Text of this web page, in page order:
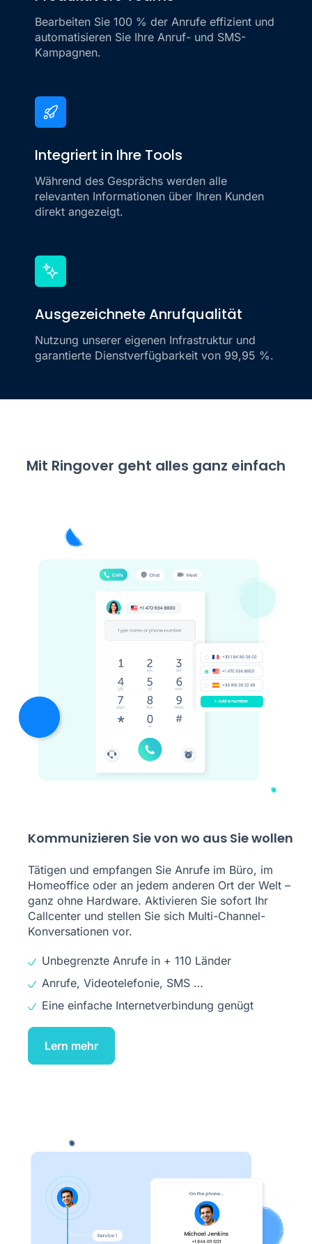
Bearbeiten Sie 100 % der Anrufe effizient und
automatisieren Sie Ihre Anruf- und SMS-
Kampagnen.
Integriert in Ihre Tools
Während des Gesprächs werden alle
relevanten Informationen über Ihren Kunden
direkt angezeigt.
Ausgezeichnete Anrufqualität
Nutzung unserer eigenen Infrastruktur und
garantierte Dienstverfügbarkeit von 99,95 %.
Mit Ringover geht alles ganz einfach
Kommunizieren Sie von wo aus Sie wollen
Tätigen und empfangen Sie Anrufe im Büro, im
Homeoffice oder an jedem anderen Ort der Welt –
ganz ohne Hardware. Aktivieren Sie sofort Ihr
Callcenter und stellen Sie sich Multi-Channel-
Konversationen vor.
Unbegrenzte Anrufe in + 110 Länder
Anrufe, Videotelefonie, SMS …
Eine einfache Internetverbindung genügt
Lern mehr